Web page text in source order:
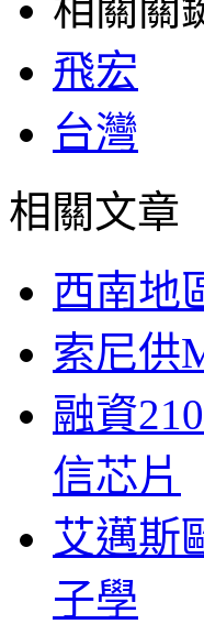
飛宏
台灣
相關文章
西南地
索尼供
融資
信芯片
艾邁斯
子學